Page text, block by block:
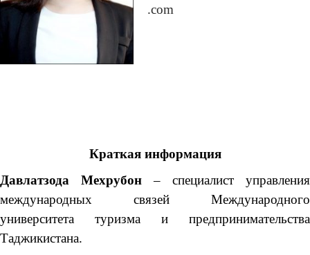
.com
Краткая информация
Давлатзода Мехрубон – специалист управления
международных связей Международного
университета туризма и предпринимательства
Таджикистана.